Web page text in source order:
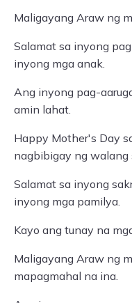
Maligayang Araw ng
Salamat sa inyong
inyong mga anak.
Ang inyong pag-
amin lahat.
Happy Mother's Day
nagbibigay ng walang
Salamat sa inyong
inyong mga pamilya.
Kayo ang tunay na
Maligayang Araw ng
mapagmahal na ina.